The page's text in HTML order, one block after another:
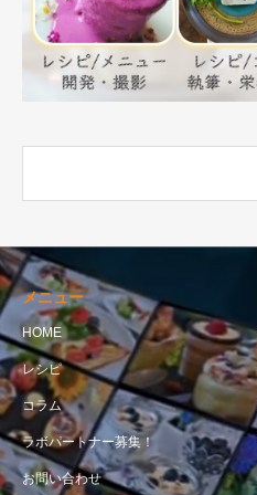
メニュー
HOME
レシピ
コラム
ラボパートナー募集！
お問い合わせ